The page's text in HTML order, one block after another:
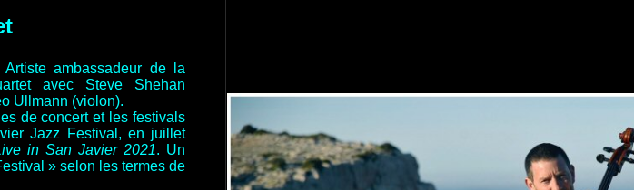
ambassadeur de la
avec Steve Shehan
Ullmann (violon).
de concert et les festivals
Jazz Festival, en juillet
in San Javier 2021. Un
» selon les termes de